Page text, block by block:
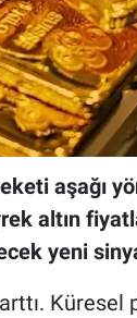
aşağı
altın
yeni
Küresel